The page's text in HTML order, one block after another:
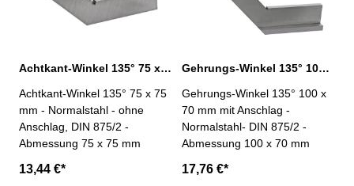
Achtkant-Winkel 135° 75 x 75 mm DIN 875/2
Achtkant-Winkel 135° 75 x 75
mm - Normalstahl - ohne
Anschlag, DIN 875/2 -
Abmessung 75 x 75 mm
13,44 €*
Gehrungs-Winkel 135° 100 x 70 mm DIN 875/2
Gehrungs-Winkel 135° 100 x
70 mm mit Anschlag -
Normalstahl- DIN 875/2 -
Abmessung 100 x 70 mm
17,76 €*